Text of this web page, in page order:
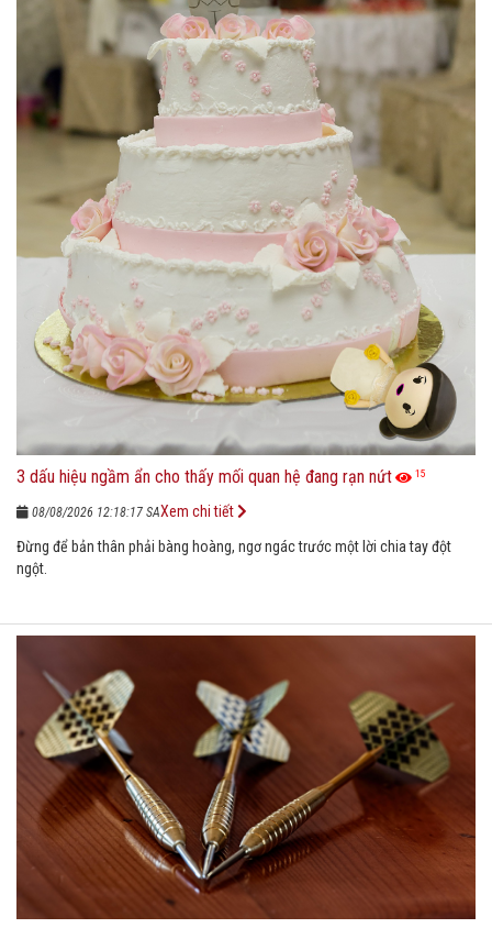
3 dấu hiệu ngầm ẩn cho thấy mối quan hệ đang rạn nứt 15
08/08/2026 12:18:17 SA
Đừng để bản thân phải bàng hoàng, ngơ ngác trước một lời chia tay đột
ngột.
Xem chi tiết